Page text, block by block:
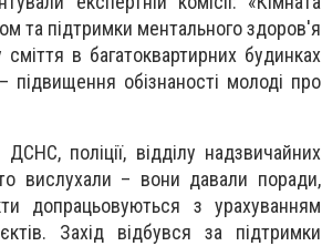
та підтримки ментального здоров'я
в багатоквартирних будинках
обізнаності молоді про
поліції, відділу надзвичайних
вислухали – вони давали поради,
допрацьовуються з урахуванням
Захід відбувся за підтримки